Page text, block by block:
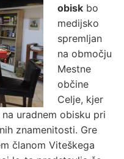
obiskbo
medijsko
spremljan
na območju
Mestne
občine
Celje, kjer
uradnem obisku pri
znamenitosti. Gre
članom Viteškega